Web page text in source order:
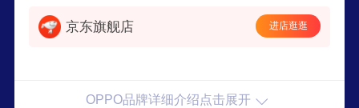
京东旗舰店 进店逛逛
OPPO品牌详细介绍点击展开